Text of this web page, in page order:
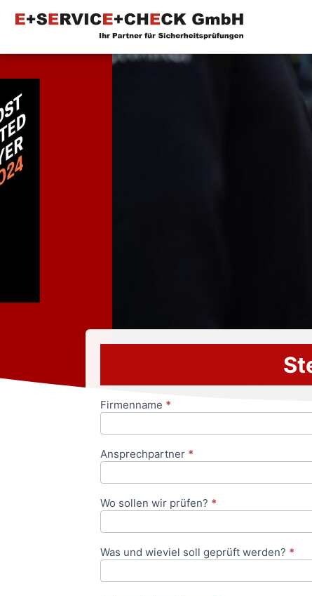
Anfrageformular
Firmenname *
Ansprechpartner *
Wo sollen wir prüfen? *
Was und wieviel soll geprüft werden? *